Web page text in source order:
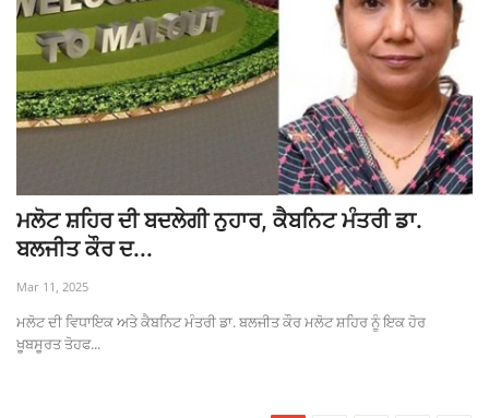
ਮਲੋਟ ਸ਼ਹਿਰ ਦੀ ਬਦਲੇਗੀ ਨੁਹਾਰ, ਕੈਬਨਿਟ ਮੰਤਰੀ ਡਾ.
ਬਲਜੀਤ ਕੌਰ ਦ...
Mar 11, 2025
ਮਲੋਟ ਦੀ ਵਿਧਾਇਕ ਅਤੇ ਕੈਬਨਿਟ ਮੰਤਰੀ ਡਾ. ਬਲਜੀਤ ਕੌਰ ਮਲੋਟ ਸ਼ਹਿਰ ਨੂੰ ਇਕ ਹੋਰ
ਖੂਬਸੂਰਤ ਤੋਹਫ...